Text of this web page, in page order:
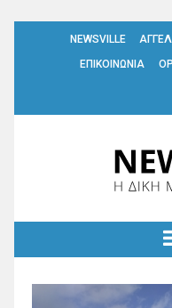
NEWSVILLE
ΕΠΙΚΟΙΝΩΝΙΑ